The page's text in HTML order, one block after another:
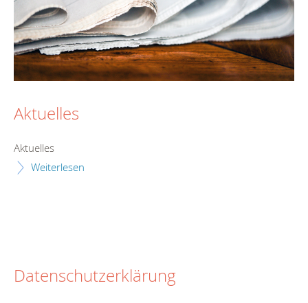
Aktuelles
Aktuelles
Weiterlesen
Datenschutzerklärung